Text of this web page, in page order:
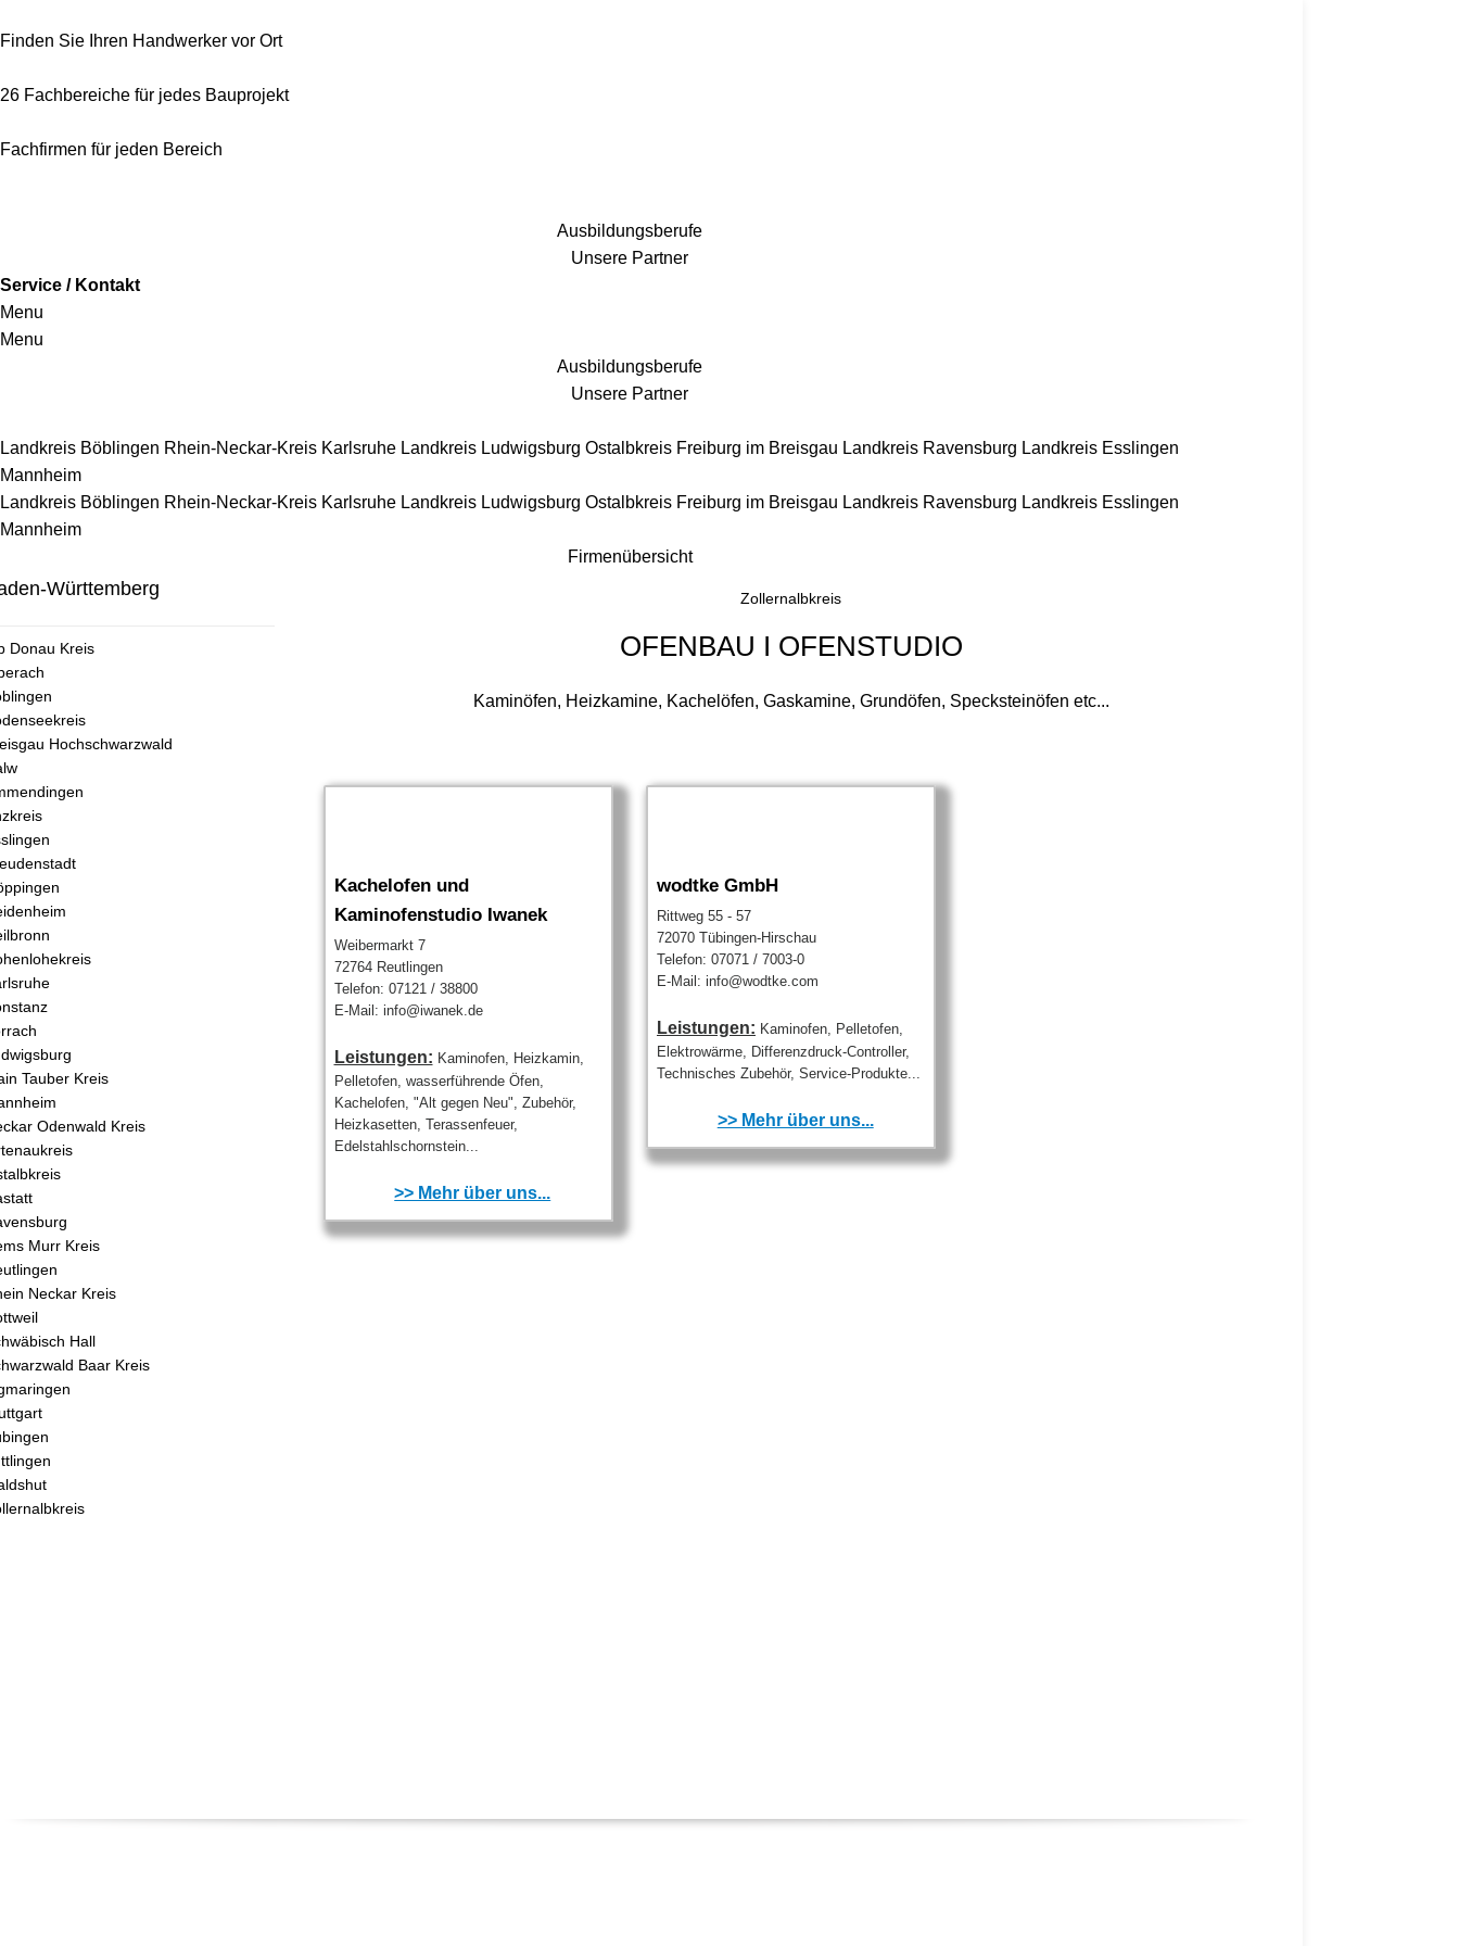
Finden Sie Ihren Handwerker vor Ort
26 Fachbereiche für jedes Bauprojekt
Fachfirmen für jeden Bereich
Ausbildungsberufe
Unsere Partner
Service / Kontakt
Menu
Menu
Ausbildungsberufe
Unsere Partner
Landkreis Böblingen Rhein-Neckar-Kreis Karlsruhe Landkreis Ludwigsburg Ostalbkreis Freiburg im Breisgau Landkreis Ravensburg Landkreis Esslingen
Mannheim
Landkreis Böblingen Rhein-Neckar-Kreis Karlsruhe Landkreis Ludwigsburg Ostalbkreis Freiburg im Breisgau Landkreis Ravensburg Landkreis Esslingen
Mannheim
Firmenübersicht
Württemberg
Donau Kreis
Hochschwarzwald
Tauber Kreis
Odenwald Kreis
Murr Kreis
Neckar Kreis
Hall
Baar Kreis
Zollernalbkreis
OFENBAU I OFENSTUDIO
Kaminöfen, Heizkamine, Kachelöfen, Gaskamine, Grundöfen, Specksteinöfen etc...
Kachelofen und
Kaminofenstudio Iwanek
Weibermarkt 7
72764 Reutlingen
Telefon: 07121 / 38800
E-Mail: info@iwanek.de
Leistungen: Kaminofen, Heizkamin,
Pelletofen, wasserführende Öfen,
Kachelofen, "Alt gegen Neu", Zubehör,
Heizkasetten, Terassenfeuer,
Edelstahlschornstein...
>> Mehr über uns...
wodtke GmbH
Rittweg 55 - 57
72070 Tübingen-Hirschau
Telefon: 07071 / 7003-0
E-Mail: info@wodtke.com
Leistungen: Kaminofen, Pelletofen,
Elektrowärme, Differenzdruck-Controller,
Technisches Zubehör, Service-Produkte...
>> Mehr über uns...